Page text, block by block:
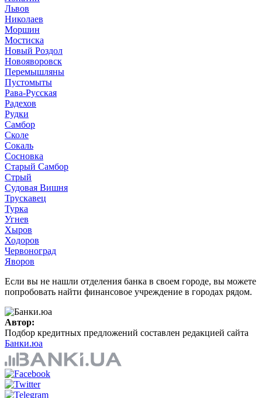
Львов
Николаев
Моршин
Мостиска
Новый Роздол
Новояворовск
Перемышляны
Пустомыты
Рава-Русская
Радехов
Рудки
Самбор
Сколе
Сокаль
Сосновка
Старый Самбор
Стрый
Судовая Вишня
Трускавец
Турка
Угнев
Хыров
Ходоров
Червоноград
Яворов
Если вы не нашли отделения банка в своем городе, вы можете
попробовать найти финансовое учреждение в городах рядом.
Автор:
Подбор кредитных предложений составлен редакцией сайта
Банки.юа